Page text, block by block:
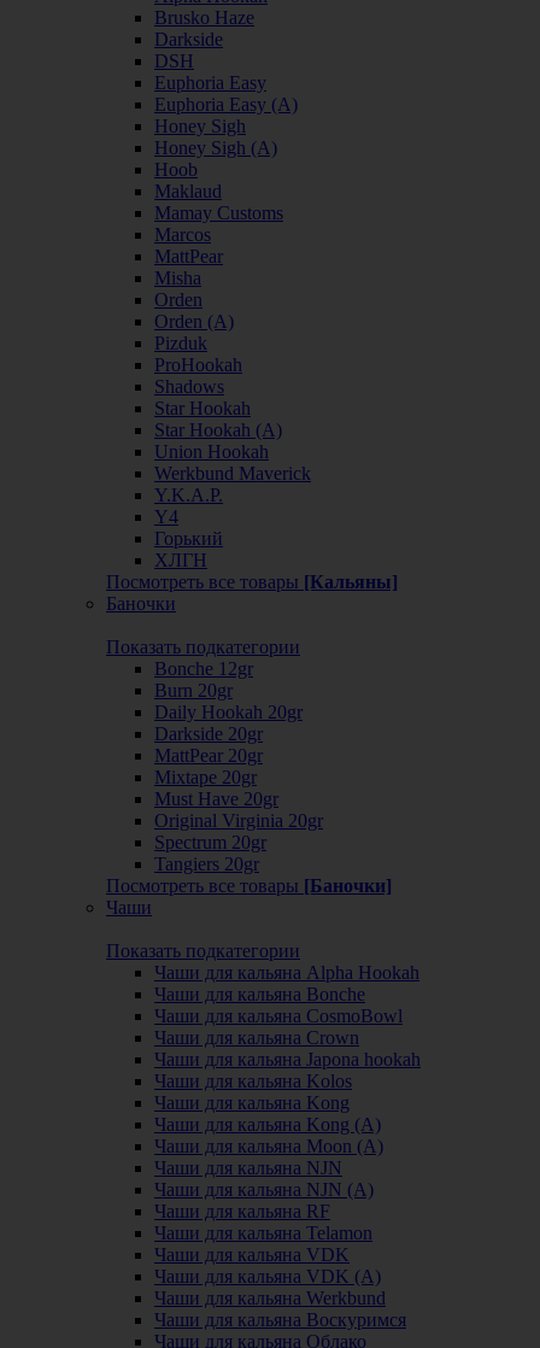
Brusko Haze
Darkside
DSH
Euphoria Easy
Euphoria Easy (А)
Honey Sigh
Honey Sigh (А)
Hoob
Maklaud
Mamay Customs
Marcos
MattPear
Misha
Orden
Orden (А)
Pizduk
ProHookah
Shadows
Star Hookah
Star Hookah (А)
Union Hookah
Werkbund Maverick
Y.K.A.P.
Y4
Горький
ХЛГН
Посмотреть все товары [Кальяны]
Баночки
Показать подкатегории
Bonche 12gr
Burn 20gr
Daily Hookah 20gr
Darkside 20gr
MattPear 20gr
Mixtape 20gr
Must Have 20gr
Original Virginia 20gr
Spectrum 20gr
Tangiers 20gr
Посмотреть все товары [Баночки]
Чаши
Показать подкатегории
Чаши для кальяна Alpha Hookah
Чаши для кальяна Bonche
Чаши для кальяна CosmoBowl
Чаши для кальяна Crown
Чаши для кальяна Japona hookah
Чаши для кальяна Kolos
Чаши для кальяна Kong
Чаши для кальяна Kong (A)
Чаши для кальяна Moon (А)
Чаши для кальяна NJN
Чаши для кальяна NJN (А)
Чаши для кальяна RF
Чаши для кальяна Telamon
Чаши для кальяна VDK
Чаши для кальяна VDK (А)
Чаши для кальяна Werkbund
Чаши для кальяна Воскуримся
Чаши для кальяна Облако